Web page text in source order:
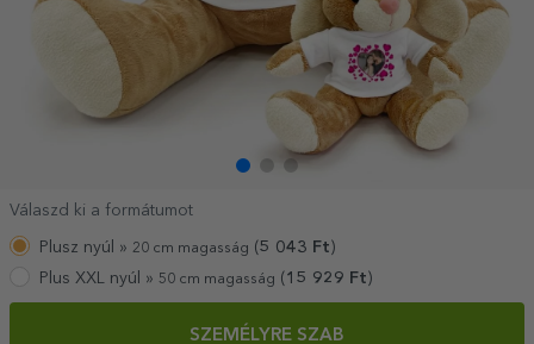
Válaszd ki a formátumot
Plusz nyúl » 20 cm magasság (5 043 Ft )
Plus XXL nyúl » 50 cm magasság (15 929 Ft)
SZEMÉLYRE SZAB